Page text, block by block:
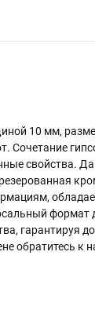
10 мм,
Сочетание
свойства.
формат
обратитесь к